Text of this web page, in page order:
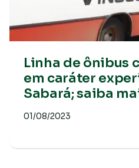
Linha de ônibus
em caráter
Sabará; saiba
01/08/2023